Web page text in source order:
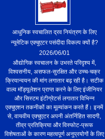
आधुनिक स्वचालित द्रव नियंत्रण के लिए
न्यूमेटिक एक्चुएटर पसंदीदा विकल्प क्यों है?
2026/06/01
औद्योगिक स्वचालन के उभरते परिदृश्य में,
विश्वसनीय, असफल-सुरक्षित और उच्च-चक्र
क्रियान्वयन की मांग लगातार बढ़ रही है। सटीक
वाल्व मॉड्यूलेशन प्राप्त करने के लिए इंजीनियर
और सिस्टम इंटीग्रेटर्स लगातार विभिन्न
एक्चुएशन तकनीकों का मूल्यांकन करते हैं। इनमें
से, वायवीय एक्चुएटर अपनी अंतर्निहित सादगी,
तीव्र प्रतिक्रिया और विस्फोट-प्रूफ
विशेषताओं के कारण महत्वपूर्ण अनुप्रयोगों के लिए